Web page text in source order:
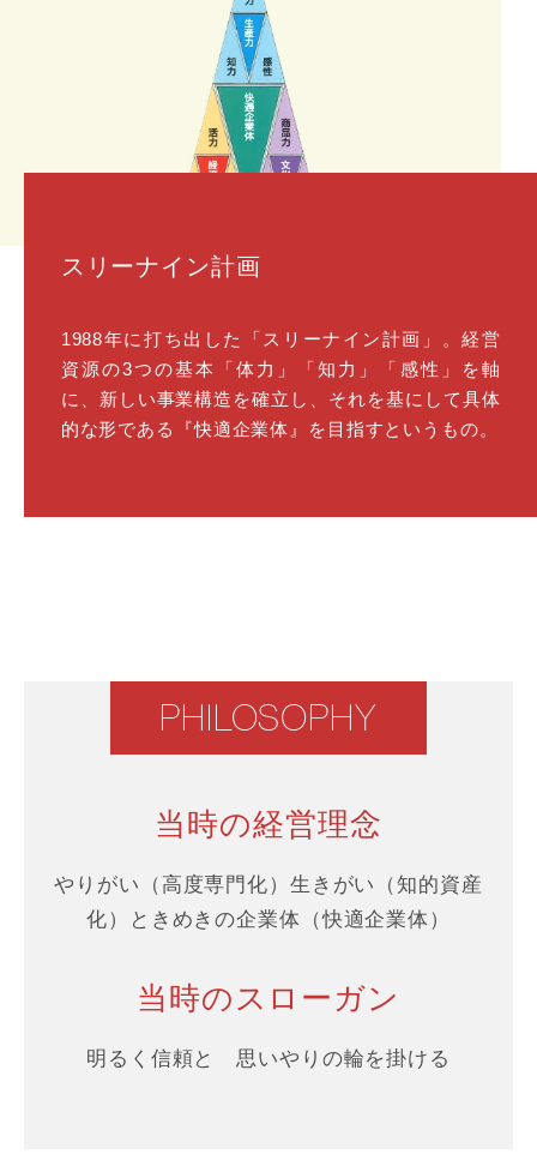
スリーナイン計画
1988年に打ち出した「スリーナイン計画」。経営
資源の3つの基本「体力」「知力」「感性」を軸
に、新しい事業構造を確立し、それを基にして具体
的な形である『快適企業体』を目指すというもの。
PHILOSOPHY
当時の経営理念
やりがい（高度専門化） 生きがい（知的資産
化）
ときめきの企業体（快適企業体）
当時のスローガン
明るく信頼と 思いやりの輪を掛ける